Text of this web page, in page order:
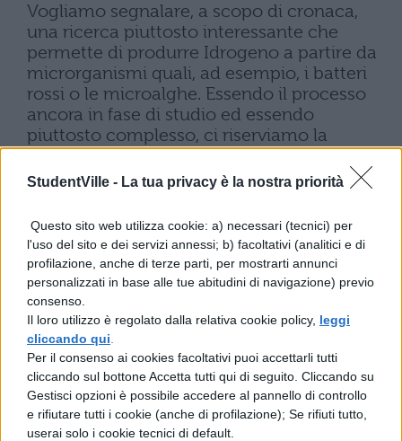
StudentVille - La tua privacy è la nostra priorità
Questo sito web utilizza cookie: a) necessari (tecnici) per
l'uso del sito e dei servizi annessi; b) facoltativi (analitici e di
profilazione, anche di terze parti, per mostrarti annunci
personalizzati in base alle tue abitudini di navigazione) previo
consenso.
Il loro utilizzo è regolato dalla relativa cookie policy, leggi
cliccando qui
Per il consenso ai cookies facoltativi puoi accettarli tutti
cliccando sul bottone Accetta tutti qui di seguito. Cliccando su
Gestisci opzioni è possibile accedere al pannello di controllo
e rifiutare tutti i cookie (anche di profilazione); Se rifiuti tutto,
userai solo i cookie tecnici di default.
Vogliamo segnalare, a scopo di cronaca,
una ricerca piuttosto interessante che
permette di produrre Idrogeno a partire da
microrganismi quali, ad esempio, i batteri
rossi o le microalghe. Essendo il processo
ancora in fase di studio ed essendo
piuttosto complesso, ci riserviamo la
facoltà di analizzarlo in modo più
approfondito in un prossimo futuro.
nuova? La risposta è negativa. Infatti è
conosciuto fin dal 1800 e ogni anno
vengono prodotti fino a 60.000.000 di metri
cubi di Idrogeno in Italia. Una centrale la
troviamo a Mantova dove si produce
Idrogeno per uso industriale partendo dal
Metano. Come sottoprodotto si ha
dell’anidride carbonica che potrebbe essere
recuperata per fare l’acqua minerale
frizzante o per altre applicazioni
tradizionali.